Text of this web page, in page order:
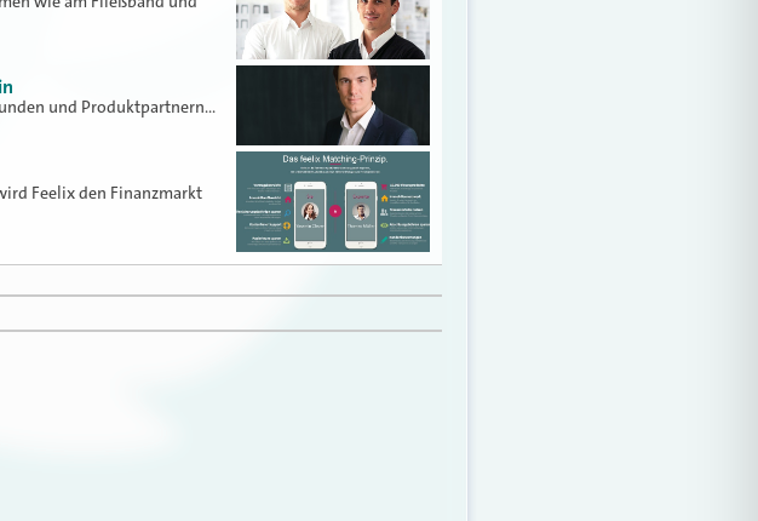
und Produktpartnern…
Feelix den Finanzmarkt